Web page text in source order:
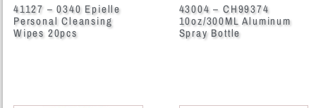
41127 – 0340 Epielle
Personal Cleansing
Wipes 20pcs
43004 – CH99374
10oz/300ML Aluminum
Spray Bottle